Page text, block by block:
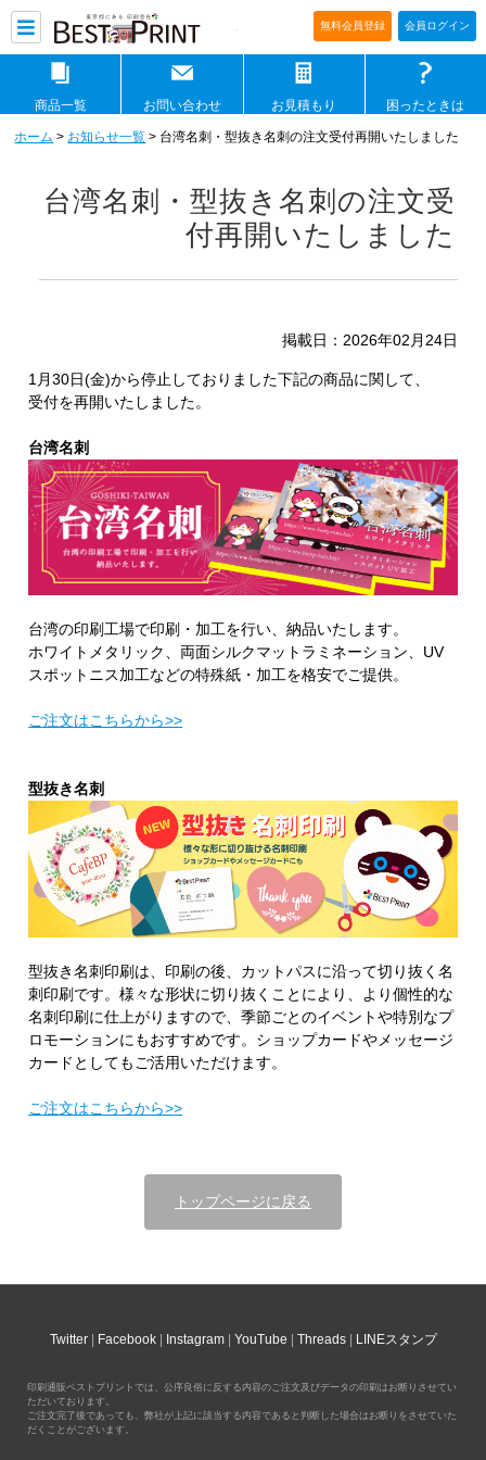
印刷通販ベストプリントベストプリ
無料会員登録 会員ログイン
商品一覧 お問い合わせ お見積もり 困ったときは
ホーム > お知らせ一覧 > 台湾名刺・型抜き名刺の注文受付再開いたしました
台湾名刺・型抜き名刺の注文受
付再開いたしました
掲載日：2026年02月24日
1月30日(金)から停止しておりました下記の商品に関して、
受付を再開いたしました。
台湾名刺
台湾の印刷工場で印刷・加工を行い、納品いたします。
ホワイトメタリック、両面シルクマットラミネーション、UV
スポットニス加工などの特殊紙・加工を格安でご提供。
ご注文はこちらから>>
型抜き名刺
型抜き名刺印刷は、印刷の後、カットパスに沿って切り抜く名
刺印刷です。様々な形状に切り抜くことにより、より個性的な
名刺印刷に仕上がりますので、季節ごとのイベントや特別なプ
ロモーションにもおすすめです。ショップカードやメッセージ
カードとしてもご活用いただけます。
ご注文はこちらから>>
トップページに戻る
Twitter Facebook Instagram YouTube Threads LINEスタンプ
印刷通販ベストプリントでは、公序良俗に反する内容のご注文及びデータの印刷はお断りさせてい
ただいております。
ご注文完了後であっても、弊社が上記に該当する内容であると判断した場合はお断りをさせていた
だくことがございます。